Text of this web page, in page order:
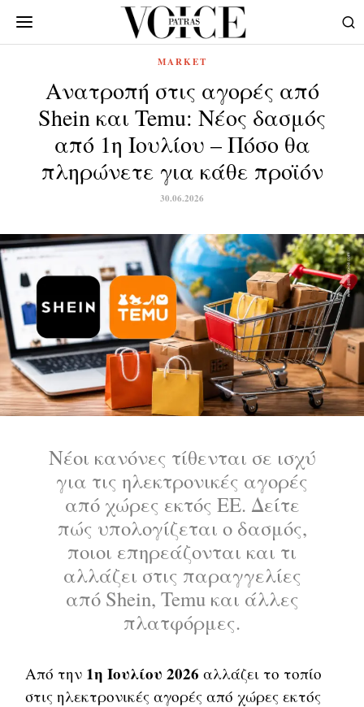
MARKET
Ανατροπή στις αγορές από
Shein και Temu: Νέος δασμός
από 1η Ιουλίου – Πόσο θα
πληρώνετε για κάθε προϊόν
30.06.2026
Νέοι κανόνες τίθενται σε ισχύ
για τις ηλεκτρονικές αγορές
από χώρες εκτός ΕΕ. Δείτε
πώς υπολογίζεται ο δασμός,
ποιοι επηρεάζονται και τι
αλλάζει στις παραγγελίες
από Shein, Temu και άλλες
πλατφόρμες.
Από την 1η Ιουλίου 2026 αλλάζει το τοπίο
στις ηλεκτρονικές αγορές από χώρες εκτός